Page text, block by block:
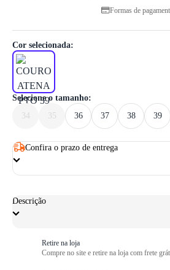
Formas de
Selecione o tamanho:
34 35 36 37 38 39
Cor selecionada:
Confira o prazo de entrega
Descrição
Retire na loja
Compre no site e retire na loja com frete